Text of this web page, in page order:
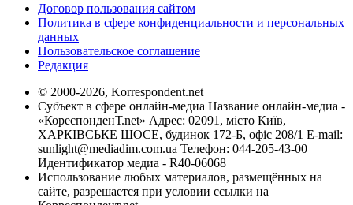
Договор пользования сайтом
Политика в сфере конфиденциальности и персональных
данных
Пользовательское соглашение
Редакция
© 2000-2026, Korrespondent.net
Субъект в сфере онлайн-медиа Название онлайн-медиа -
«КореспонденТ.net» Адрес: 02091, місто Київ,
ХАРКІВСЬКЕ ШОСЕ, будинок 172-Б, офіс 208/1 E-mail:
sunlight@mediadim.com.ua Телефон: 044-205-43-00
Идентификатор медиа - R40-06068
Использование любых материалов, размещённых на
сайте, разрешается при условии ссылки на